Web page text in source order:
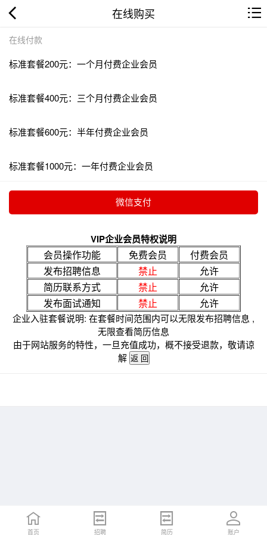
在线购买
在线付款
标准套餐200元：一个月付费企业会员
标准套餐400元：三个月付费企业会员
标准套餐600元：半年付费企业会员
标准套餐1000元：一年付费企业会员
VIP企业会员特权说明
会员操作功能 免费会员
付费会员
发布招聘信息
禁止
允许
简历联系方式
禁止
允许
发布面试通知
禁止 允许
企业入驻套餐说明: 在套餐时间范围内可以无限发布招聘信息 ,
无限查看简历信息
由于网站服务的特性，一旦充值成功，概不接受退款，敬请谅
解
首页 招聘 简历 账户